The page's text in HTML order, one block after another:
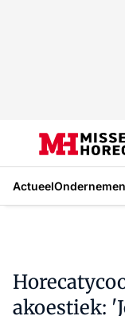
ActueelOndernemen
akoestiek: